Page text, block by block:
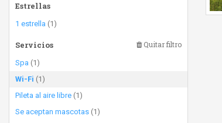
Estrellas
1 estrella (1)
Servicios Quitar filtro
Spa (1)
Wi-Fi (1)
Pileta al aire libre (1)
Se aceptan mascotas (1)